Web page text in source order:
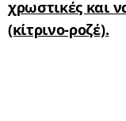
χρωστικές και
(κίτρινο-ροζέ).